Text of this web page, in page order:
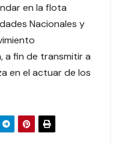
en la flota
Nacionales y
a fin de transmitir a
en el actuar de los